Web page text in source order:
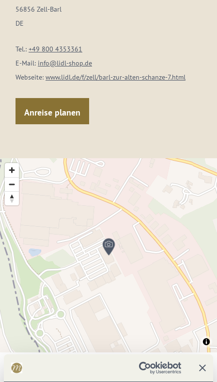
56856 Zell-Barl
DE
Tel.: +49 800 4353361
E-Mail: info@lidl-shop.de
Webseite: www.lidl.de/f/zell/barl-zur-alten-schanze-7.html
Anreise planen
Allgemeine Informationen